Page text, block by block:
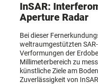
InSAR:
Aperture Radar
Bei dieser
weltraumgestützten
Verformungen der
Millimeterbereich zu
künstliche Ziele am
Zuverlässigkeit von